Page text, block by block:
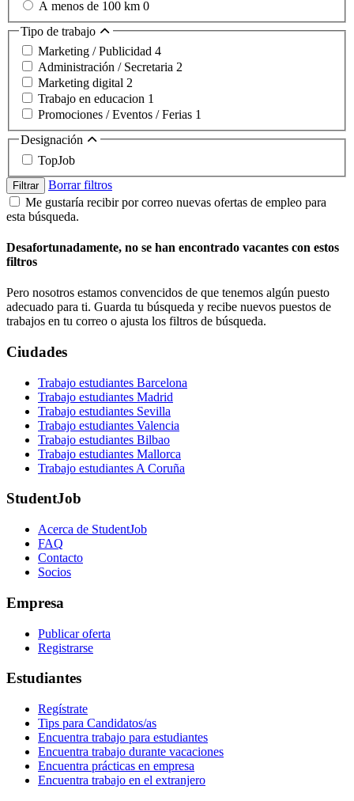
A menos de 100 km 0
Tipo de trabajo
Marketing / Publicidad 4
Administración / Secretaria 2
Marketing digital 2
Trabajo en educacion 1
Promociones / Eventos / Ferias 1
Designación
TopJob
Filtrar
Borrar filtros
Me gustaría recibir por correo nuevas ofertas de empleo para
esta búsqueda.
Desafortunadamente, no se han encontrado vacantes con estos
filtros
Pero nosotros estamos convencidos de que tenemos algún puesto
adecuado para ti. Guarda tu búsqueda y recibe nuevos puestos de
trabajos en tu correo o ajusta los filtros de búsqueda.
Ciudades
Trabajo estudiantes Barcelona
Trabajo estudiantes Madrid
Trabajo estudiantes Sevilla
Trabajo estudiantes Valencia
Trabajo estudiantes Bilbao
Trabajo estudiantes Mallorca
Trabajo estudiantes A Coruña
StudentJob
Acerca de StudentJob
FAQ
Contacto
Socios
Empresa
Publicar oferta
Registrarse
Estudiantes
Regístrate
Tips para Candidatos/as
Encuentra trabajo para estudiantes
Encuentra trabajo durante vacaciones
Encuentra prácticas en empresa
Encuentra trabajo en el extranjero